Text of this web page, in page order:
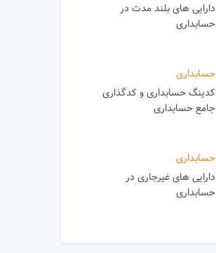
دارایی های بلند مدت در
حسابداری
حسابداری
کدینگ حسابداری و کدگذاری
جامع حسابداری
حسابداری
دارایی های غیرجاری در
حسابداری